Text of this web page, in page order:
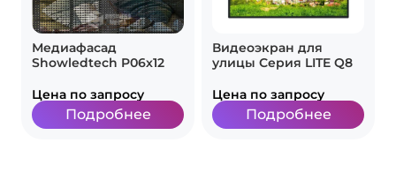
Медиафасад
Showledtech P06х12
Цена по запросу
Подробнее
Видеоэкран для
улицы Серия LITE Q8
Цена по запросу
Подробнее